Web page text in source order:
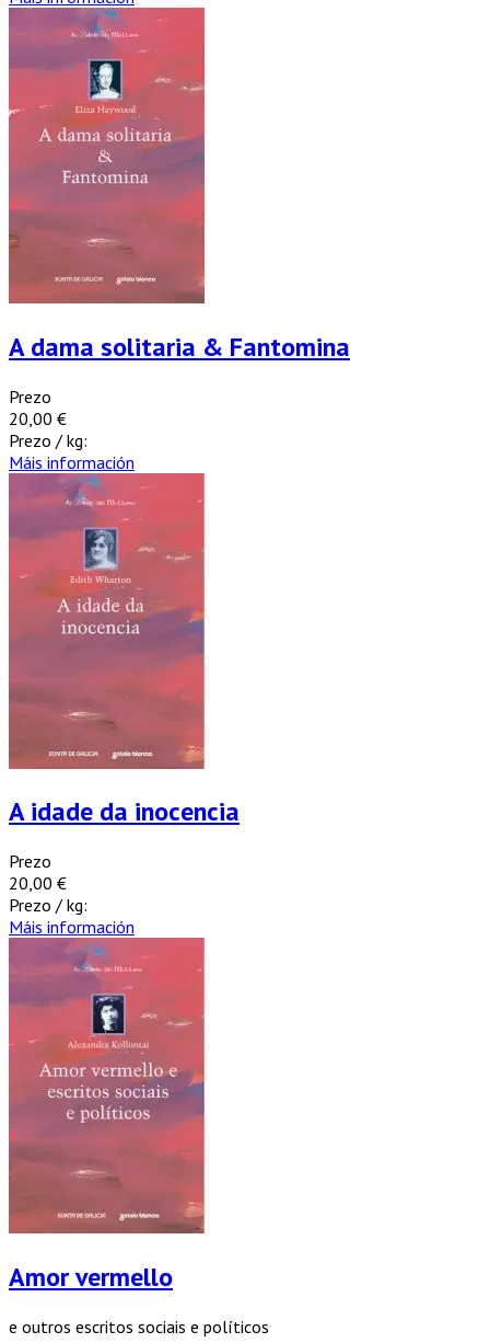
A dama solitaria & Fantomina
Prezo
20,00 €
Prezo / kg:
Máis información
A idade da inocencia
Prezo
20,00 €
Prezo / kg:
Máis información
Amor vermello
e outros escritos sociais e políticos